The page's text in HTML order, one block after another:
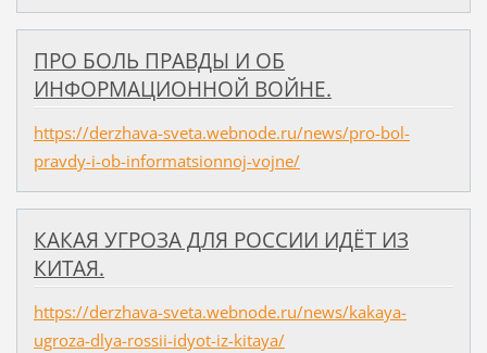
ПРО БОЛЬ ПРАВДЫ И ОБ
ИНФОРМАЦИОННОЙ ВОЙНЕ.
https://derzhava-sveta.webnode.ru/news/pro-bol-
pravdy-i-ob-informatsionnoj-vojne/
КАКАЯ УГРОЗА ДЛЯ РОССИИ ИДЁТ ИЗ
КИТАЯ.
https://derzhava-sveta.webnode.ru/news/kakaya-
ugroza-dlya-rossii-idyot-iz-kitaya/